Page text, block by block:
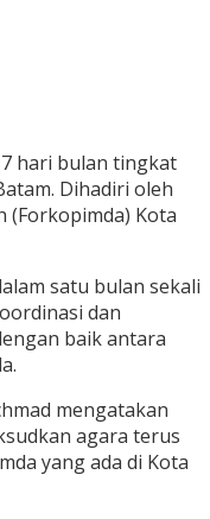
hari bulan tingkat
Dihadiri oleh
(Forkopimda) Kota
satu bulan sekali
dan
baik antara
mengatakan
agara terus
yang ada di Kota